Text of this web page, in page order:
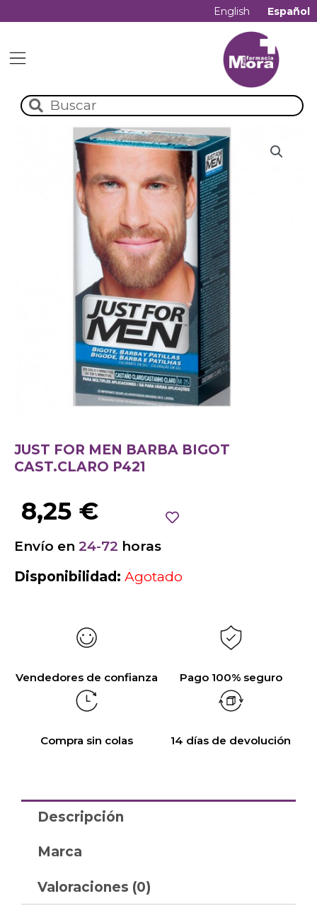
English Español
JUST FOR MEN BARBA BIGOT
CAST.CLARO P421
8,25 €
Envío en 24-72 horas
Disponibilidad: Agotado
Vendedores de confianza Pago 100% seguro
Compra sin colas 14 días de devolución
Descripción
Marca
Valoraciones (0)